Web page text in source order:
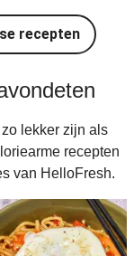
recepten
lekker zijn als
recepten
van HelloFresh.